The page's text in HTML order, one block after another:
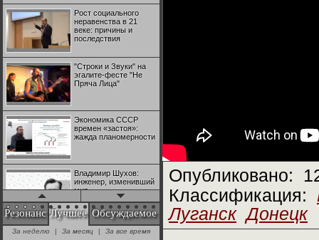
Рост социального
неравенства в 21
веке: причины и
последствия
"Строки и Звуки" на
эгалите-фесте "Не
Пряча Лица"
Экономика СССР
времен «застоя»:
жажда планомерности
Владимир Шухов:
инженер, изменивший
мир
"Аркадий Коц" на
эгалите-фесте "Не
Резонанс Лучшее Обсуждаемое
За неделю | За месяц | За все время
Опубликовано:
Классификация:
Луганск Донецк